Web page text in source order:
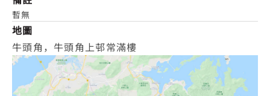
暫無
地圖
牛頭角，牛頭角上邨常滿樓